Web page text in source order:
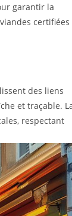
garantir la
certifiées
des liens
et traçable.
respectant